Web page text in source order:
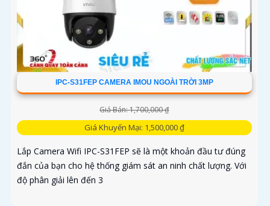
IPC-S31FEP CAMERA IMOU NGOÀI TRỜI 3MP
Giá Bán: 1,700,000 ₫
Giá Khuyến Mại: 1,500,000 ₫
Lắp Camera Wifi IPC-S31FEP sẽ là một khoản đầu tư đúng
đắn của bạn cho hệ thống giám sát an ninh chất lượng. Với
độ phân giải lên đến 3